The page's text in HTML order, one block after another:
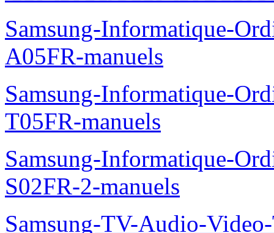
NP355V5C-S02FR-
Samsung-Informatique-
Gamer-700G7A-
Samsung-Informatique-
300E7A-NP300E7A-
Samsung-Informatique-
A05FR-manuels